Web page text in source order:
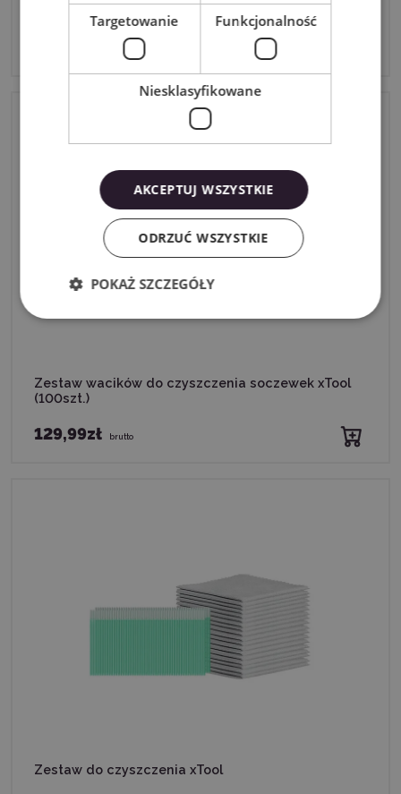
Zestaw wacików do czyszczenia soczewek xTool
(100szt.)
129,99zł brutto
Zestaw do czyszczenia xTool
Targetowanie Funkcjonalność
Niesklasyfikowane
AKCEPTUJ WSZYSTKIE
ODRZUĆ WSZYSTKIE
POKAŻ SZCZEGÓŁY